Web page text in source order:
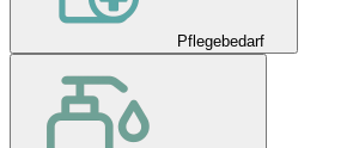
Pflegebedarf